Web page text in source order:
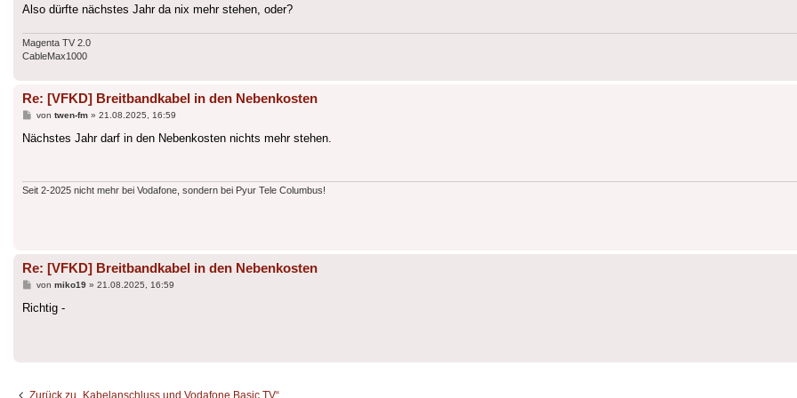
Also dürfte nächstes Jahr da nix mehr stehen, oder?
Magenta TV 2.0
CableMax1000
Re: [VFKD] Breitbandkabel in den Nebenkosten
Beitrag
von twen-fm» 21.08.2025, 16:59
Nächstes Jahr darf in den Nebenkosten nichts mehr stehen.
Seit 2-2025 nicht mehr bei Vodafone, sondern bei Pyur Tele Columbus!
Re: [VFKD] Breitbandkabel in den Nebenkosten
Beitrag
von miko19» 21.08.2025, 16:59
Richtig -
Zurück zu „Kabelanschluss und Vodafone Basic TV“